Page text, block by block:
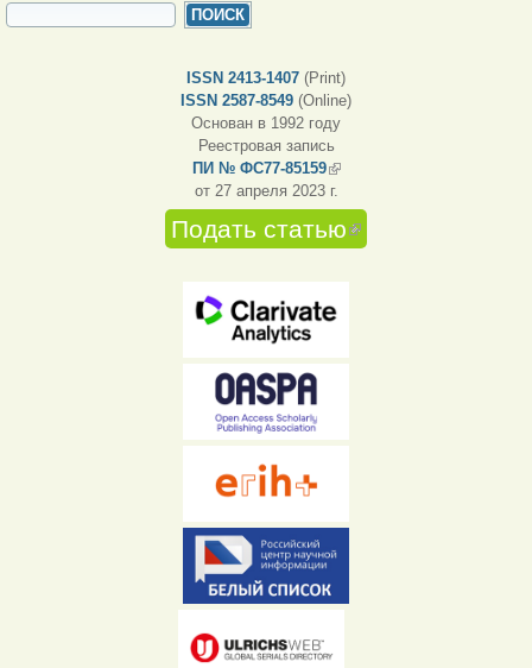
ФОРМА ПОИСКА
ISSN 2413-1407 (Print)
ISSN 2587-8549 (Online)
Основан в 1992 году
Реестровая запись
ПИ № ФС77-85159(внешняя ссылка)
от 27 апреля 2023 г.
Подать статью